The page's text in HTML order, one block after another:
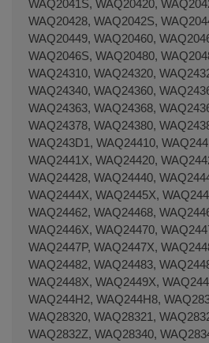
WAQ2041S, WAQ20420,
WAQ20428, WAQ2042S,
WAQ20449, WAQ20460,
WAQ2046S, WAQ20480,
WAQ24310, WAQ24320,
WAQ24340, WAQ24360,
WAQ24363, WAQ24368,
WAQ24378, WAQ24380,
WAQ243D1, WAQ24410,
WAQ2441X, WAQ24420,
WAQ24428, WAQ24440,
WAQ2444X, WAQ2445X,
WAQ24462, WAQ24468,
WAQ2446X, WAQ24470,
WAQ2447P, WAQ2447X,
WAQ24482, WAQ24483,
WAQ2448X, WAQ2449X,
WAQ244H2, WAQ244H8,
WAQ28320, WAQ28321,
WAQ2832Z, WAQ28340,